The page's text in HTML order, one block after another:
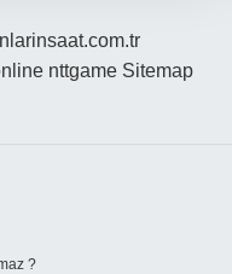
nttgame Sitemap
?